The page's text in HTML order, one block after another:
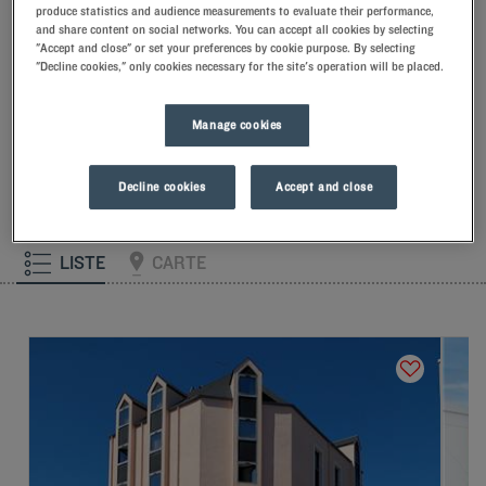
Nos hôtels à Nevers
arrivée, nos hôteliers vous accueillent avec le sourire et de
petites attentions. Vous découvrirez le confort unique de notre
oreiller à mémoire de forme. Et pour bien commencer la
journée, goûtez à la différence Kyriad et laissez-vous tenter
par la fraîcheur du Frozen Yogurt au petit-déjeuner… Au moins
deux bonnes raisons de revenir !
LISTE CARTE
produce statistics and audience measurements to evaluate their performance,
and share content on social networks. You can accept all cookies by selecting
"Accept and close" or set your preferences by cookie purpose. By selecting
"Decline cookies," only cookies necessary for the site's operation will be placed.
Manage cookies
Decline cookies Accept and close